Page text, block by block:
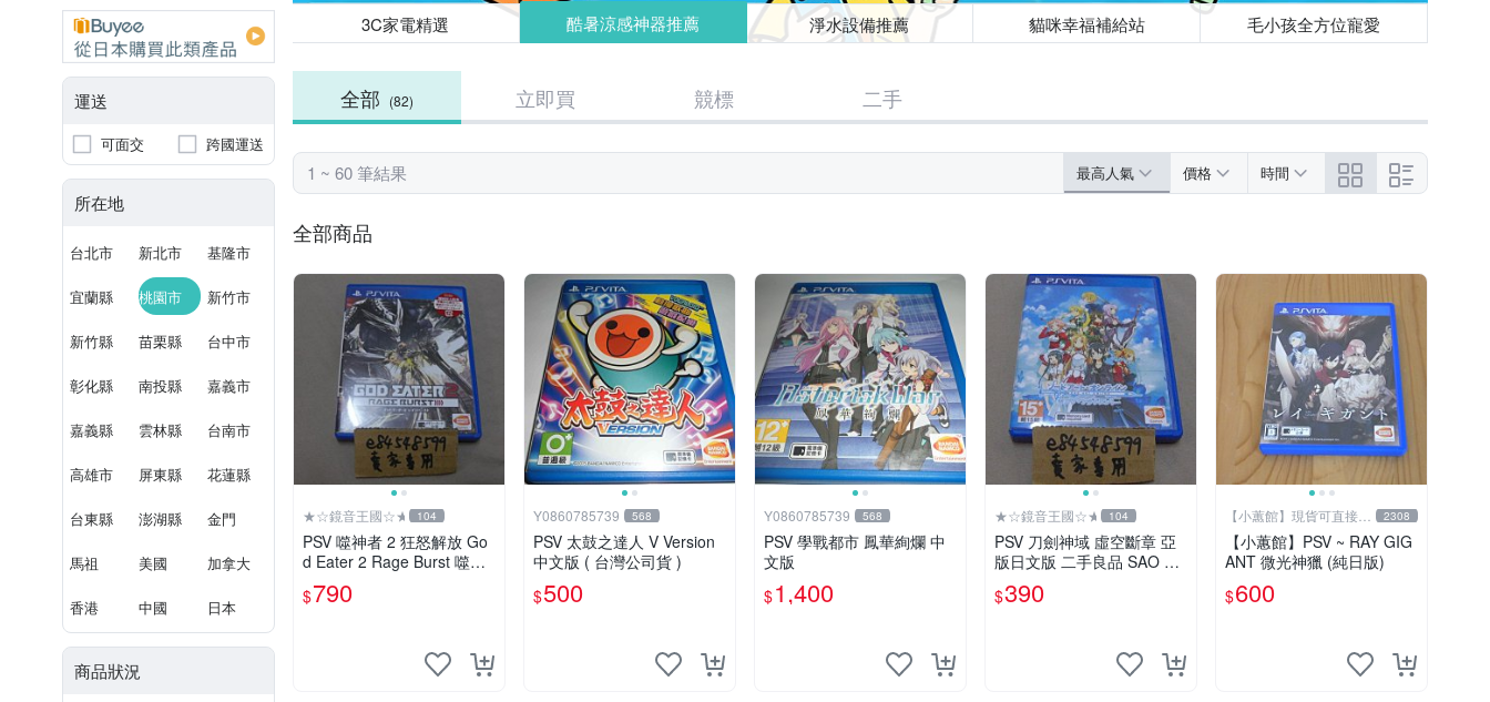
運送
可面交 跨國運送
所在地
台北市 新北市 基隆市
宜蘭縣 桃園市 新竹市
新竹縣 苗栗縣 台中市
彰化縣 南投縣 嘉義市
嘉義縣 雲林縣 台南市
高雄市 屏東縣 花蓮縣
台東縣 澎湖縣 金門
馬祖 美國 加拿大
香港 中國 日本
商品狀況
3C家電精選 酷暑涼感神器推薦 淨水設備推薦 貓咪幸福補給站 毛小孩全方位寵愛
全部 (82) 立即買 競標 二手
1 ~ 60 筆結果 最高人氣 價格 時間
全部商品
★☆鏡音王國☆★ 104
PSV 噬神者 2 狂怒解放 Go
d Eater 2 Rage Burst 噬神
戰士2 純日版 二手良品
$790
Y0860785739 568
PSV 太鼓之達人 V Version
中文版 ( 台灣公司貨 )
$500
Y0860785739 568
PSV 學戰都市 鳳華絢爛 中
文版
$1,400
★☆鏡音王國☆★ 104
PSV 刀劍神域 虛空斷章 亞
版日文版 二手良品 SAO Sw
ord Art Online
$390
【小蕙館】現貨可直接下
標
2308
【小蕙館】PSV ~ RAY GIG
ANT 微光神獵 (純日版)
$600